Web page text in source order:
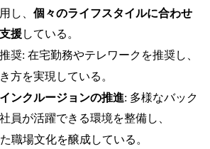
し、 個々のライフスタイルに合わせ
援している。​
奨: 在宅勤務やテレワークを推奨し、
方を実現している。​
ンクルージョンの推進: 多様なバック
員が活躍できる環境を整備し、
職場文化を醸成している。